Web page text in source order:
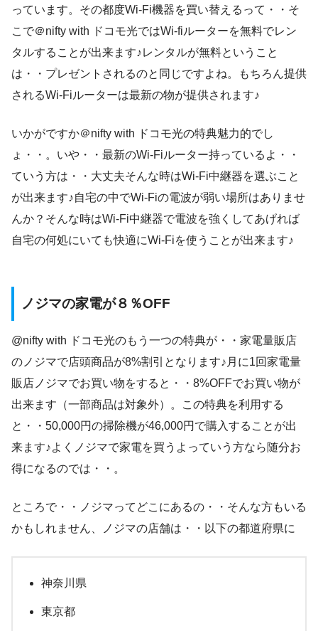
っています。その都度Wi-Fi機器を買い替えるって・・そ
こで＠nifty with ドコモ光ではWi-fiルーターを無料でレン
タルすることが出来ます♪レンタルが無料ということ
は・・プレゼントされるのと同じですよね。もちろん提供
されるWi-Fiルーターは最新の物が提供されます♪
いかがですか＠nifty with ドコモ光の特典魅力的でし
ょ・・。いや・・最新のWi-Fiルーター持っているよ・・
ていう方は・・大丈夫そんな時はWi-Fi中継器を選ぶこと
が出来ます♪自宅の中でWi-Fiの電波が弱い場所はありませ
んか？そんな時はWi-Fi中継器で電波を強くしてあげれば
自宅の何処にいても快適にWi-Fiを使うことが出来ます♪
ノジマの家電が８％OFF
@nifty with ドコモ光のもう一つの特典が・・家電量販店
のノジマで店頭商品が8%割引となります♪月に1回家電量
販店ノジマでお買い物をすると・・8%OFFでお買い物が
出来ます（一部商品は対象外）。この特典を利用する
と・・50,000円の掃除機が46,000円で購入することが出
来ます♪よくノジマで家電を買うよっていう方なら随分お
得になるのでは・・。
ところで・・ノジマってどこにあるの・・そんな方もいる
かもしれません、ノジマの店舗は・・以下の都道府県に
神奈川県
東京都